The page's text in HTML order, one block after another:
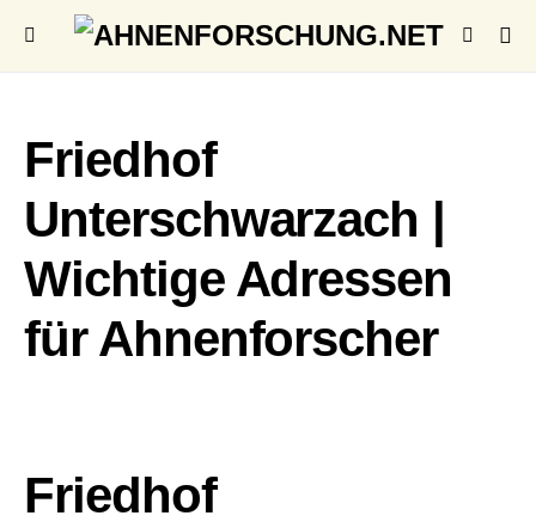
Friedhof
Unterschwarzach |
Wichtige Adressen
für Ahnenforscher
Friedhof